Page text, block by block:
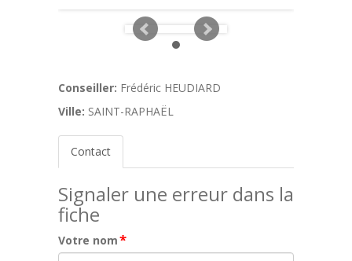
Conseiller: Frédéric HEUDIARD
Ville: SAINT-RAPHAËL
Contact
Signaler une erreur dans la
fiche
Votre nom*